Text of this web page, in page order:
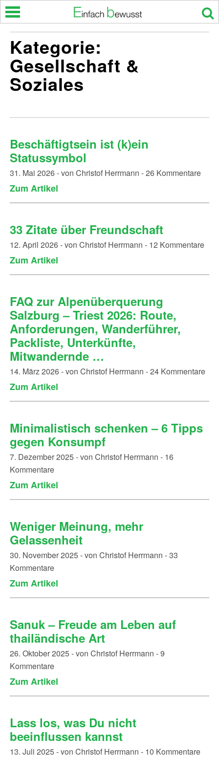
Skip
content
Kategorie:
Gesellschaft &
Soziales
Beschäftigtsein ist (k)ein
Statussymbol
31. Mai 2026 - von Christof Herrmann - 26 Kommentare
Zum Artikel
33 Zitate über Freundschaft
12. April 2026 - von Christof Herrmann - 12 Kommentare
Zum Artikel
FAQ zur Alpenüberquerung
Salzburg – Triest 2026: Route,
Anforderungen, Wanderführer,
Packliste, Unterkünfte,
Mitwandernde …
14. März 2026 - von Christof Herrmann - 24 Kommentare
Zum Artikel
Minimalistisch schenken – 6 Tipps
gegen Konsumpf
7. Dezember 2025 - von Christof Herrmann - 16
Kommentare
Zum Artikel
Weniger Meinung, mehr
Gelassenheit
30. November 2025 - von Christof Herrmann - 33
Kommentare
Zum Artikel
Sanuk – Freude am Leben auf
thailändische Art
26. Oktober 2025 - von Christof Herrmann - 9
Kommentare
Zum Artikel
Lass los, was Du nicht
beeinflussen kannst
13. Juli 2025 - von Christof Herrmann - 10 Kommentare